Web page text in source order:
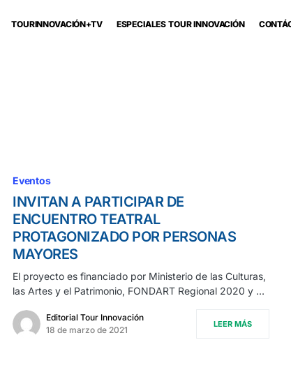
TOURINNOVACIÓN+TV ESPECIALES TOUR INNOVACIÓN
Eventos
INVITAN A PARTICIPAR DE
ENCUENTRO TEATRAL
PROTAGONIZADO POR PERSONAS
MAYORES
El proyecto es financiado por Ministerio de las Culturas,
las Artes y el Patrimonio, FONDART Regional 2020 y …
Editorial Tour Innovación
18 de marzo de 2021
LEER MÁS